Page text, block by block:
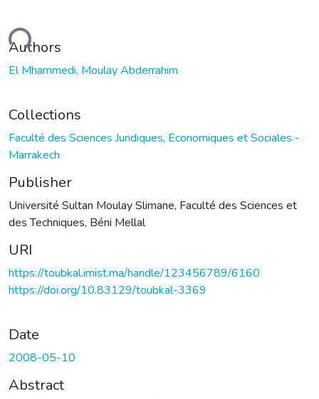
Authors
El Mhammedi, Moulay Abderrahim
Collections
Faculté des Sciences Juridiques, Economiques et Sociales -
Marrakech
Publisher
Université Sultan Moulay Slimane, Faculté des Sciences et
des Techniques, Béni Mellal
URI
https://toubkal.imist.ma/handle/123456789/6160
https://doi.org/10.83129/toubkal-3369
Date
2008-05-10
Abstract